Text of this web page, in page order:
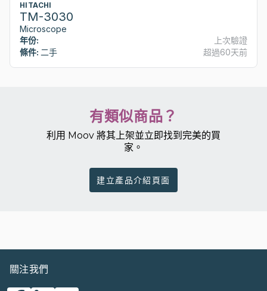
HITACHI
TM-3030
Microscope
年份:
條件: 二手
上次驗證
超過60天前
有類似商品？
利用 Moov 將其上架並立即找到完美的買
家。
建立產品介紹頁面
關注我們